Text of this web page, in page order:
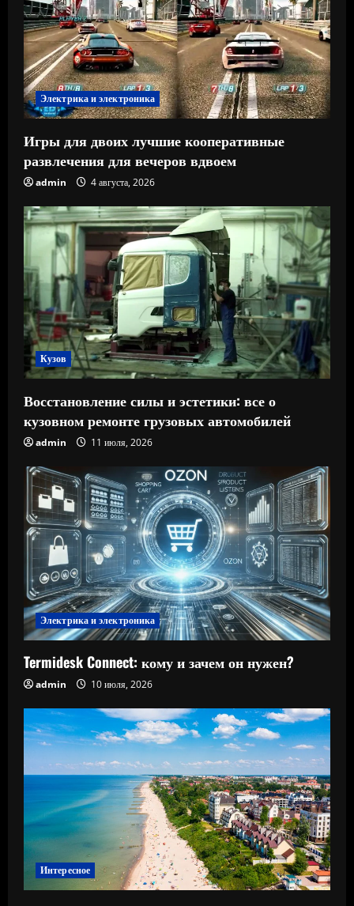
Электрика и электроника
Игры для двоих лучшие кооперативные
развлечения для вечеров вдвоем
admin 4 августа, 2026
Кузов
Восстановление силы и эстетики: все о
кузовном ремонте грузовых автомобилей
admin 11 июля, 2026
Электрика и электроника
Termidesk Connect: кому и зачем он нужен?
admin 10 июля, 2026
Интересное